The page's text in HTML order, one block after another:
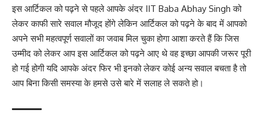
इस आर्टिकल को पढ़ने से पहले आपके अंदर IIT Baba Abhay Singh को
लेकर काफी सारे सवाल मौजूद होंगे लेकिन आर्टिकल को पढ़ने के बाद में आपको
अपने सभी महत्वपूर्ण सवालों का जवाब मिल चुका होगा आशा करते हैं कि जिस
उम्मीद को लेकर आप इस आर्टिकल को पढ़ने आए थे वह इच्छा आपकी जरूर पूरी
हो गई होगी यदि आपके अंदर फिर भी इनको लेकर कोई अन्य सवाल बचता है तो
आप बिना किसी समस्या के हमसे उसे बारे में सलाह ले सकते हो।